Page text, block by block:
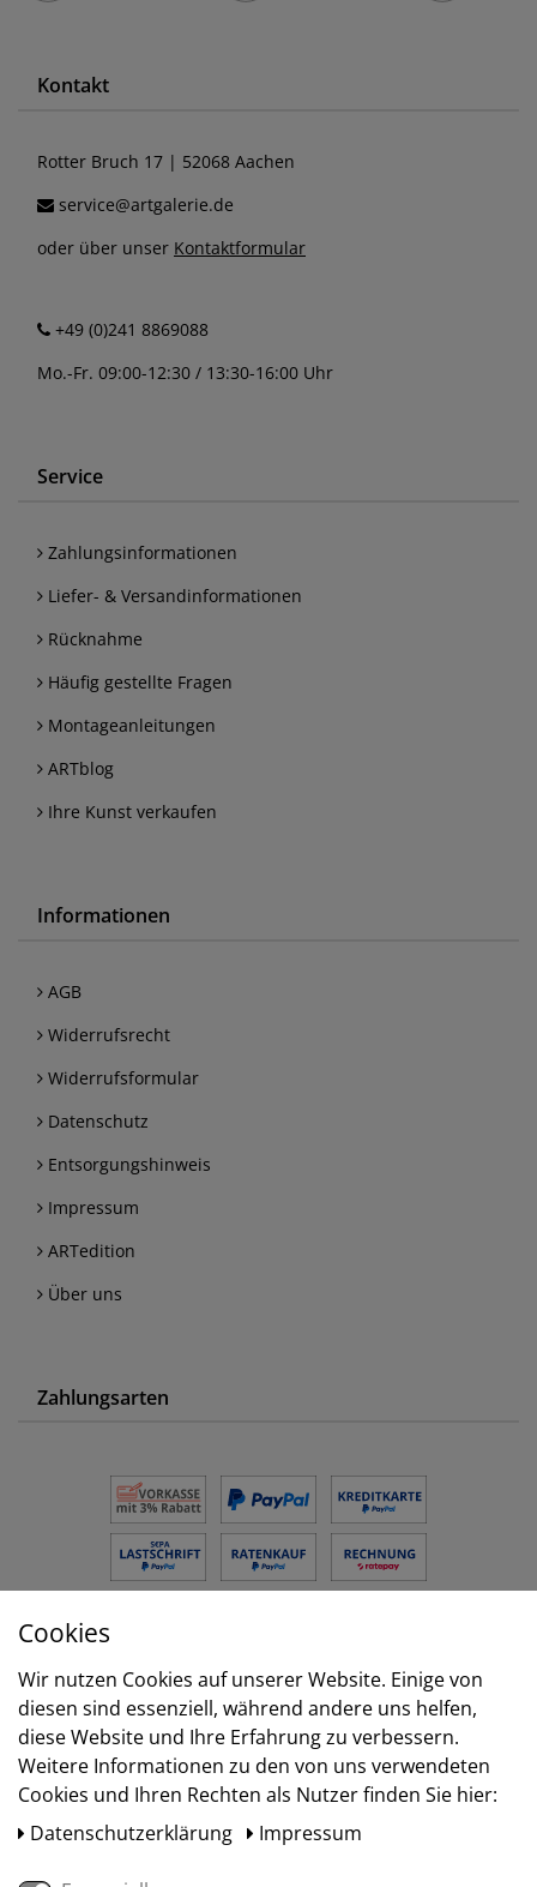
Kontakt
Rotter Bruch 17 | 52068 Aachen
service@artgalerie.de
oder über unser Kontaktformular
+49 (0)241 8869088
Mo.-Fr. 09:00-12:30 / 13:30-16:00 Uhr
Service
Zahlungsinformationen
Liefer- & Versandinformationen
Rücknahme
Häufig gestellte Fragen
Montageanleitungen
ARTblog
Ihre Kunst verkaufen
Informationen
AGB
Widerrufsrecht
Widerrufsformular
Datenschutz
Entsorgungshinweis
Impressum
ARTedition
Über uns
Zahlungsarten
Versand
Cookies
Wir nutzen Cookies auf unserer Website. Einige von
diesen sind essenziell, während andere uns helfen,
diese Website und Ihre Erfahrung zu verbessern.
Weitere Informationen zu den von uns verwendeten
Cookies und Ihren Rechten als Nutzer finden Sie hier:
Daten­schutz­erklärung
Impressum